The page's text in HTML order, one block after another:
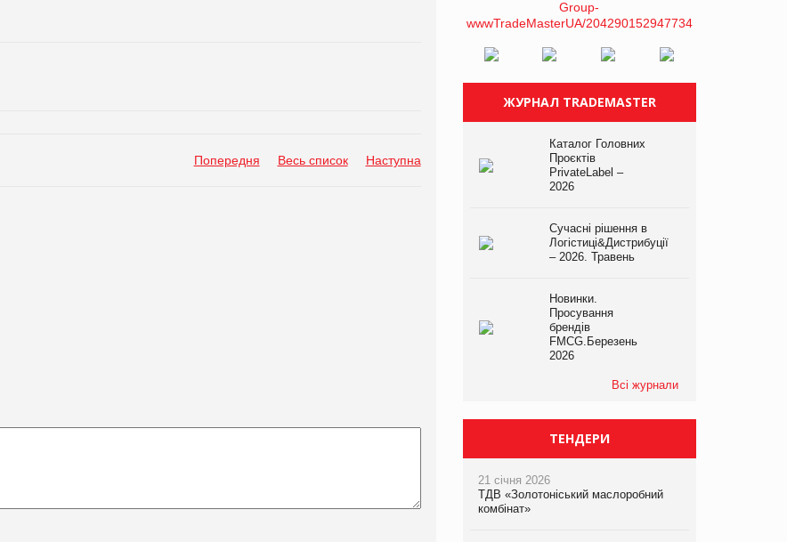
Попередня Весь список Наступна
ЖУРНАЛ TRADEMASTER
Каталог Головних
Проєктів
PrivateLabel –
2026
Сучасні рішення в
Логістиці&Дистрибуції
– 2026. Травень
Новинки.
Просування
брендів
FMCG.Березень
2026
Всі журнали
ТЕНДЕРИ
21 січня 2026
ТДВ «Золотоніський маслоробний
комбінат»